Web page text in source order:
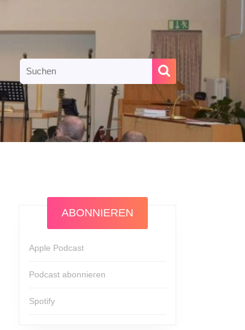
for:
ABONNIEREN
Apple Podcast
Podcast abonnieren
Spotify